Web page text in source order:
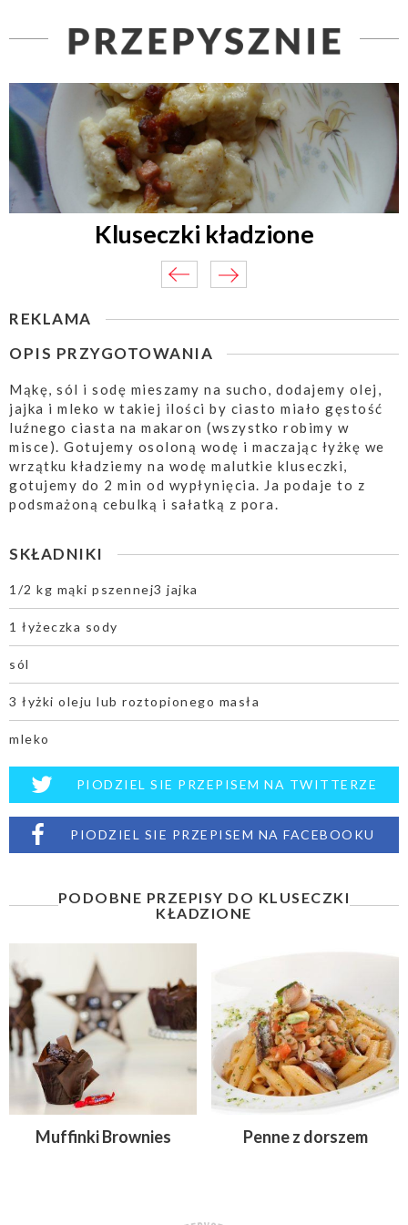
Kluseczki kładzione
REKLAMA
OPIS PRZYGOTOWANIA
Mąkę, sól i sodę mieszamy na sucho, dodajemy olej,
jajka i mleko w takiej ilości by ciasto miało gęstość
luźnego ciasta na makaron (wszystko robimy w
misce). Gotujemy osoloną wodę i maczając łyżkę we
wrzątku kładziemy na wodę malutkie kluseczki,
gotujemy do 2 min od wypłynięcia. Ja podaje to z
podsmażoną cebulką i sałatką z pora.
SKŁADNIKI
1/2 kg mąki pszennej3 jajka
1 łyżeczka sody
sól
3 łyżki oleju lub roztopionego masła
mleko
PIODZIEL SIE PRZEPISEM NA TWITTERZE
PIODZIEL SIE PRZEPISEM NA FACEBOOKU
PODOBNE PRZEPISY DO KLUSECZKI
KŁADZIONE
Muffinki Brownies Penne z dorszem